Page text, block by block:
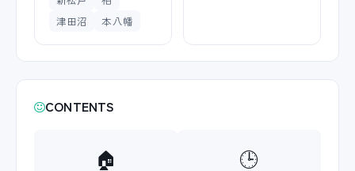
津田沼
本八幡
CONTENTS
🏠 🕒